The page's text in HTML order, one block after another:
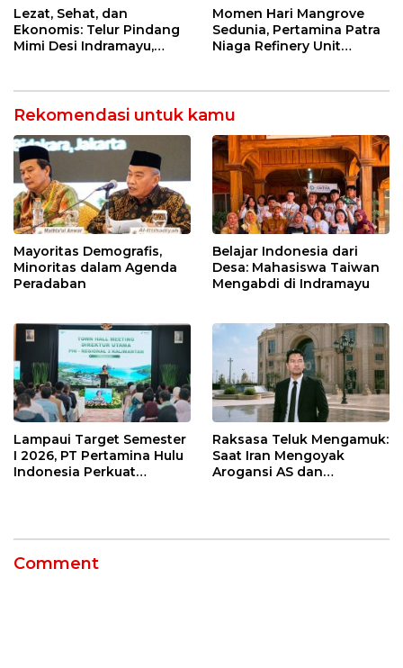
Ekonomi Desa
Rawadalem
Lezat, Sehat, dan
Ekonomis: Telur Pindang
Mimi Desi Indramayu,
Ketagihan!
Momen Hari Mangrove
Sedunia, Pertamina Patra
Niaga Refinery Unit
Indramayu melalui Aksi
Nyata dan Inovasi
Berkelanjutan
Rekomendasi untuk kamu
Mayoritas Demografis,
Minoritas dalam Agenda
Peradaban
Belajar Indonesia dari
Desa: Mahasiswa Taiwan
Mengabdi di Indramayu
Lampaui Target Semester
I 2026, PT Pertamina Hulu
Indonesia Perkuat
Raksasa Teluk Mengamuk:
Saat Iran Mengoyak
Arogansi AS dan
Comment